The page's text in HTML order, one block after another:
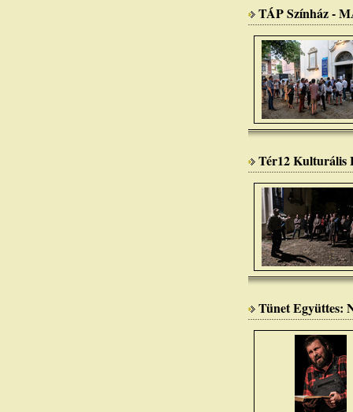
TÁP Színház -
Tér12 Kulturális
Tünet Együttes: